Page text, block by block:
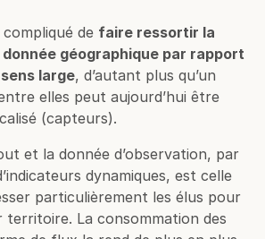
compliqué de faire ressortir la
géographique par rapport
large, d’autant plus qu’un
elles peut aujourd’hui être
(capteurs).
et la donnée d’observation, par
dynamiques, est celle
particulièrement les élus pour
territoire. La consommation des